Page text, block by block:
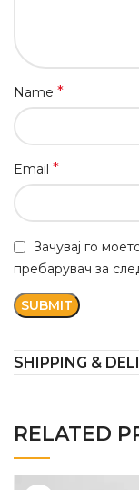
Name *
Email *
Зачувај го
пребарувач за
SHIPPING &
RELATED